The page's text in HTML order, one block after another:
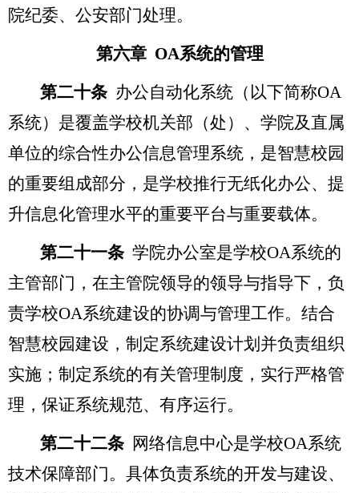
院纪委、公安部门处理。
第六章 OA系统的管理
第二十条 办公自动化系统（以下简称OA
系统）是覆盖学校机关部（处）、学院及直属
单位的综合性办公信息管理系统，是智慧校园
的重要组成部分，是学校推行无纸化办公、提
升信息化管理水平的重要平台与重要载体。
第二十一条 学院办公室是学校OA系统的
主管部门，在主管院领导的领导与指导下，负
责学校OA系统建设的协调与管理工作。结合
智慧校园建设，制定系统建设计划并负责组织
实施；制定系统的有关管理制度，实行严格管
理，保证系统规范、有序运行。
第二十二条 网络信息中心是学校OA系统
技术保障部门。具体负责系统的开发与建设、